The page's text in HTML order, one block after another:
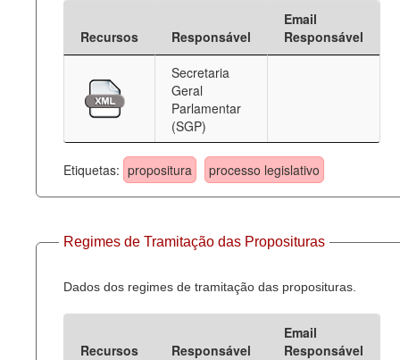
Recursos Responsável
Email
Responsável
Secretaria
Geral
Parlamentar
(SGP)
Etiquetas: propositura processo legislativo
Regimes de Tramitação das Proposituras
Dados dos regimes de tramitação das proposituras.
Recursos Responsável
Email
Responsável